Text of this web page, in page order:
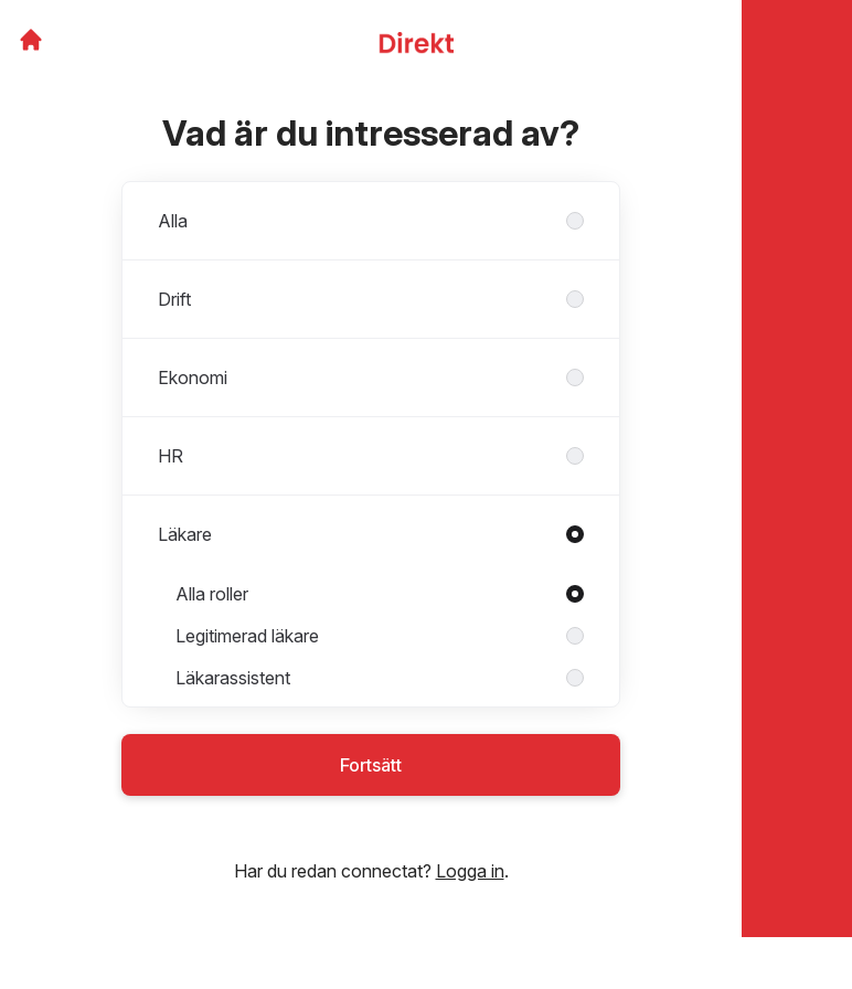
Vad är du intresserad av?
Alla
Drift
Ekonomi
HR
Läkare
Roller i Läkare
Alla roller
Legitimerad läkare
Läkarassistent
Fortsätt
Har du redan connectat? Logga in.